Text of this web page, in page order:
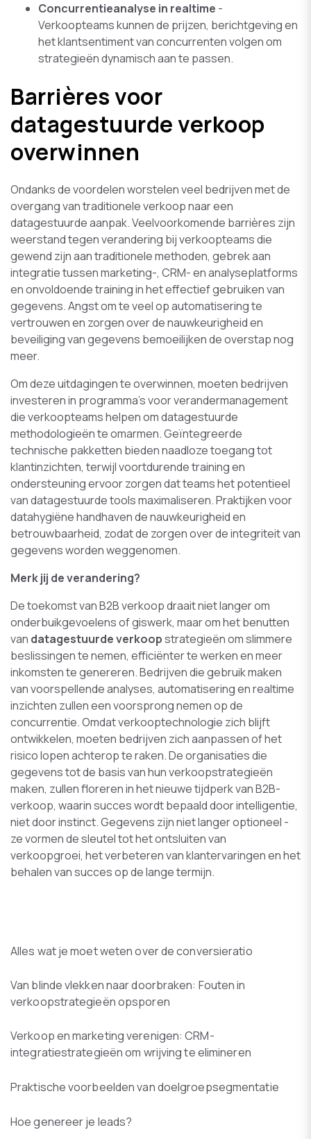
Concurrentieanalyse in realtime -
Verkoopteams kunnen de prijzen, berichtgeving en
het klantsentiment van concurrenten volgen om
strategieën dynamisch aan te passen.
Barrières voor
datagestuurde verkoop
overwinnen
Ondanks de voordelen worstelen veel bedrijven met de
overgang van traditionele verkoop naar een
datagestuurde aanpak. Veelvoorkomende barrières zijn
weerstand tegen verandering bij verkoopteams die
gewend zijn aan traditionele methoden, gebrek aan
integratie tussen marketing-, CRM- en analyseplatforms
en onvoldoende training in het effectief gebruiken van
gegevens. Angst om te veel op automatisering te
vertrouwen en zorgen over de nauwkeurigheid en
beveiliging van gegevens bemoeilijken de overstap nog
meer.
Om deze uitdagingen te overwinnen, moeten bedrijven
investeren in programma’s voor verandermanagement
die verkoopteams helpen om datagestuurde
methodologieën te omarmen. Geïntegreerde
technische pakketten bieden naadloze toegang tot
klantinzichten, terwijl voortdurende training en
ondersteuning ervoor zorgen dat teams het potentieel
van datagestuurde tools maximaliseren. Praktijken voor
datahygiëne handhaven de nauwkeurigheid en
betrouwbaarheid, zodat de zorgen over de integriteit van
gegevens worden weggenomen.
Merk jij de verandering?
De toekomst van B2B verkoop draait niet langer om
onderbuikgevoelens of giswerk, maar om het benutten
van datagestuurde verkoopstrategieën om slimmere
beslissingen te nemen, efficiënter te werken en meer
inkomsten te genereren. Bedrijven die gebruik maken
van voorspellende analyses, automatisering en realtime
inzichten zullen een voorsprong nemen op de
concurrentie. Omdat verkooptechnologie zich blijft
ontwikkelen, moeten bedrijven zich aanpassen of het
risico lopen achterop te raken. De organisaties die
gegevens tot de basis van hun verkoopstrategieën
maken, zullen floreren in het nieuwe tijdperk van B2B-
verkoop, waarin succes wordt bepaald door intelligentie,
niet door instinct. Gegevens zijn niet langer optioneel -
ze vormen de sleutel tot het ontsluiten van
verkoopgroei, het verbeteren van klantervaringen en het
behalen van succes op de lange termijn.
Alles wat je moet weten over de conversieratio
Van blinde vlekken naar doorbraken: Fouten in
verkoopstrategieën opsporen
Verkoop en marketing verenigen: CRM-
integratiestrategieën om wrijving te elimineren
Praktische voorbeelden van doelgroepsegmentatie
Hoe genereer je leads?